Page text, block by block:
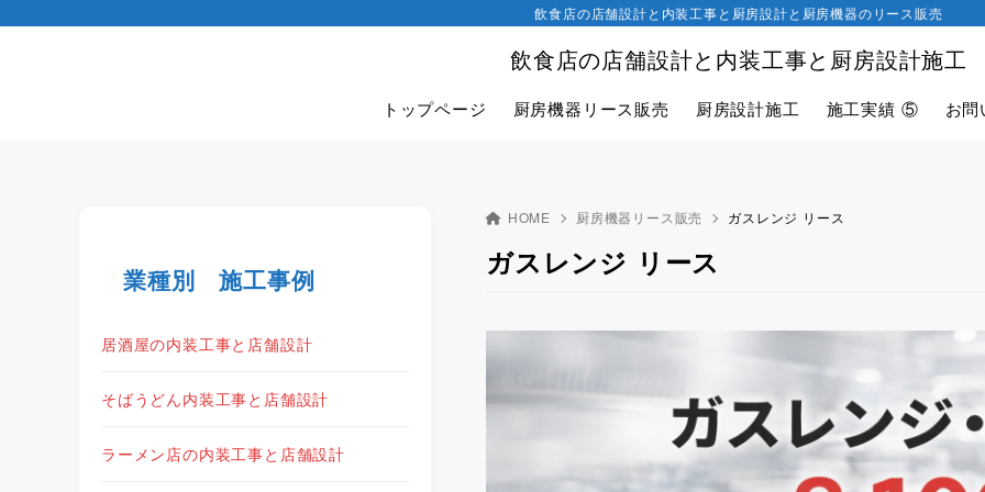
飲食店の店舗設計と内装工事と厨房設計施工
飲食店の店舗設計と内装工事と厨房設計と厨房機器のリース販売
トップページ 厨房機器リース販売 厨房設計施工 施工実績 ⑤ お
HOME 厨房機器リース販売 ガスレンジ リース
ガスレンジ リース
業種別 施工事例
居酒屋の内装工事と店舗設計
そばうどん内装工事と店舗設計
ラーメン店の内装工事と店舗設計